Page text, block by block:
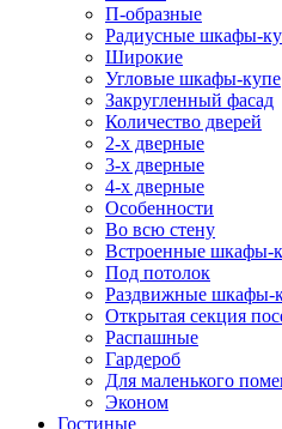
П-образные
Радиусные шкафы-
Широкие
Угловые шкафы-купе
Закругленный фасад
Количество дверей
2-х дверные
3-х дверные
4-х дверные
Особенности
Во всю стену
Встроенные шкафы-
Под потолок
Раздвижные шкафы-
Открытая секция
Распашные
Гардероб
Для маленького
Эконом
Гостиные